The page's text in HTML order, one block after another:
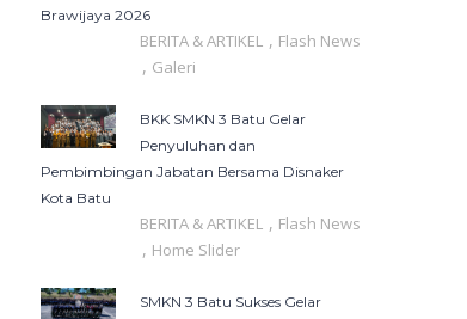
Brawijaya 2026
BERITA & ARTIKEL , Flash News
, Galeri
BKK SMKN 3 Batu Gelar
Penyuluhan dan
Pembimbingan Jabatan Bersama Disnaker
Kota Batu
BERITA & ARTIKEL , Flash News
, Home Slider
SMKN 3 Batu Sukses Gelar